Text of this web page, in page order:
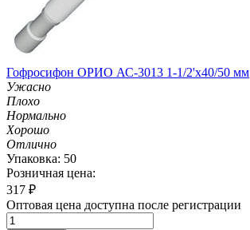
Гофросифон ОРИО АС-3013 1-1/2'х40/50 мм
Ужасно
Плохо
Нормально
Хорошо
Отлично
Упаковка: 50
Розничная цена:
317 ₽
Оптовая цена доступна после регистрации